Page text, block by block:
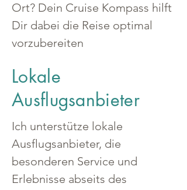
Ort? Dein Cruise Kompass hilft
Dir dabei die Reise optimal
vorzubereiten
Lokale
Ausflugsanbieter
Ich unterstütze lokale
Ausflugsanbieter, die
besonderen Service und
Erlebnisse abseits des